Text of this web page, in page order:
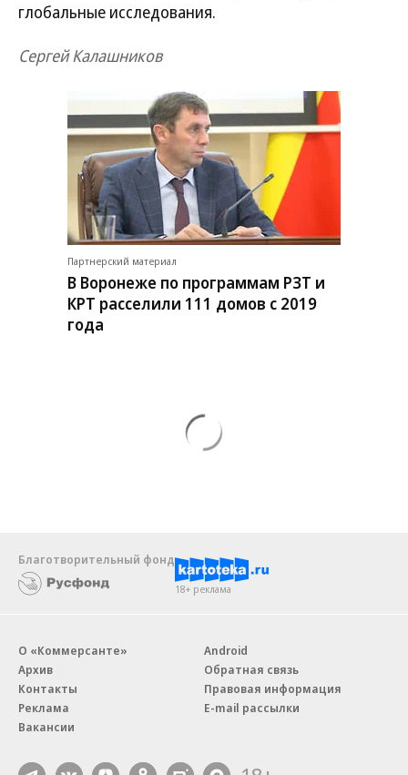
глобальные исследования.
Сергей Калашников
Партнерский материал
В Воронеже по программам РЗТ и
КРТ расселили 111 домов с 2019
года
Благотворительный фонд
18+ реклама
О «Коммерсанте»
Архив
Контакты
Реклама
Вакансии
Android
Обратная связь
Правовая информация
E-mail рассылки